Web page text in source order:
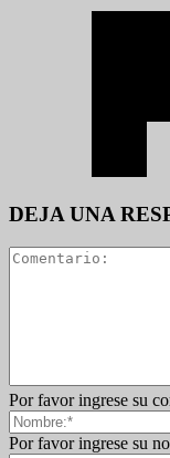
DEJA UNA
Por favor ingrese su
Por favor ingrese su